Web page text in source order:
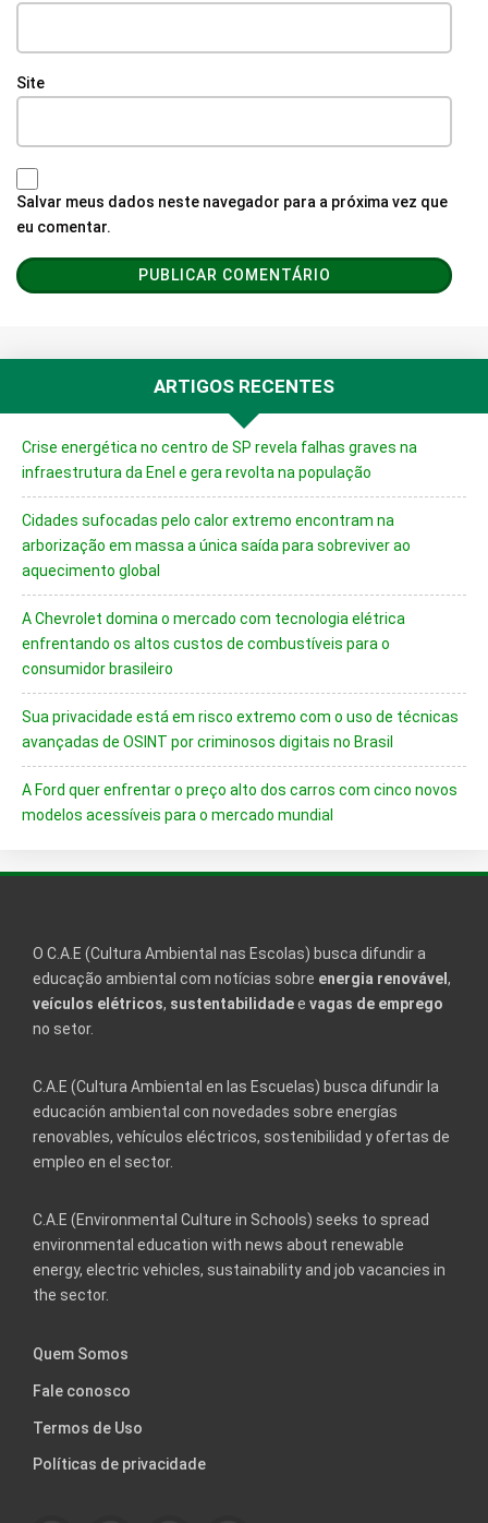
Site
Salvar meus dados neste navegador para a próxima vez que
eu comentar.
ARTIGOS RECENTES
Crise energética no centro de SP revela falhas graves na
infraestrutura da Enel e gera revolta na população
Cidades sufocadas pelo calor extremo encontram na
arborização em massa a única saída para sobreviver ao
aquecimento global
A Chevrolet domina o mercado com tecnologia elétrica
enfrentando os altos custos de combustíveis para o
consumidor brasileiro
Sua privacidade está em risco extremo com o uso de técnicas
avançadas de OSINT por criminosos digitais no Brasil
A Ford quer enfrentar o preço alto dos carros com cinco novos
modelos acessíveis para o mercado mundial
O C.A.E (Cultura Ambiental nas Escolas) busca difundir a
educação ambiental com notícias sobre energia renovável ,
veículos elétricos, sustentabilidadee vagas de emprego
no setor.
C.A.E (Cultura Ambiental en las Escuelas) busca difundir la
educación ambiental con novedades sobre energías
renovables, vehículos eléctricos, sostenibilidad y ofertas de
empleo en el sector.
C.A.E (Environmental Culture in Schools) seeks to spread
environmental education with news about renewable
energy, electric vehicles, sustainability and job vacancies in
the sector.
Quem Somos
Fale conosco
Termos de Uso
Políticas de privacidade